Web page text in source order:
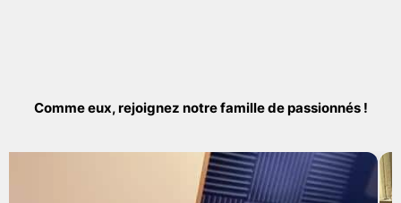
Comme eux, rejoignez notre famille de passionnés !